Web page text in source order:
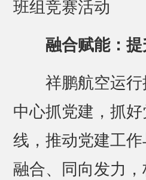
班组竞赛活动
融合赋能：
祥鹏航空运行
中心抓党建，抓
线，推动党建工
融合、同向发力